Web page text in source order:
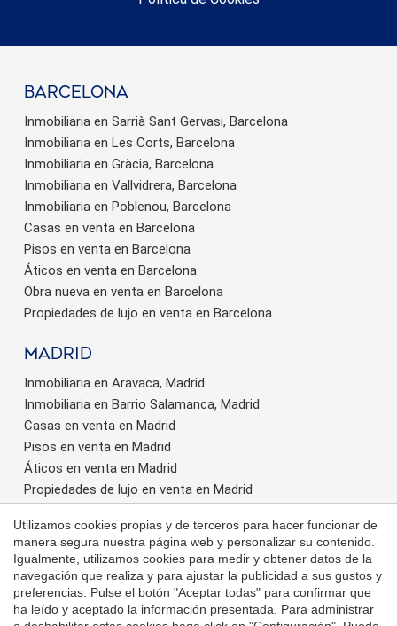
barcelona
Inmobiliaria en Sarrià Sant Gervasi, Barcelona
Inmobiliaria en Les Corts, Barcelona
Inmobiliaria en Gràcia, Barcelona
Inmobiliaria en Vallvidrera, Barcelona
Inmobiliaria en Poblenou, Barcelona
Casas en venta en Barcelona
Pisos en venta en Barcelona
Áticos en venta en Barcelona
Obra nueva en venta en Barcelona
Propiedades de lujo en venta en Barcelona
Madrid
Inmobiliaria en Aravaca, Madrid
Inmobiliaria en Barrio Salamanca, Madrid
Casas en venta en Madrid
Pisos en venta en Madrid
Áticos en venta en Madrid
Propiedades de lujo en venta en Madrid
valencia
Inmobiliaria en Valencia Centro
Casas en venta en Valencia
Utilizamos cookies propias y de terceros para hacer funcionar de
manera segura nuestra página web y personalizar su contenido.
Igualmente, utilizamos cookies para medir y obtener datos de la
navegación que realiza y para ajustar la publicidad a sus gustos y
preferencias. Pulse el botón "Aceptar todas" para confirmar que
ha leído y aceptado la información presentada. Para administrar